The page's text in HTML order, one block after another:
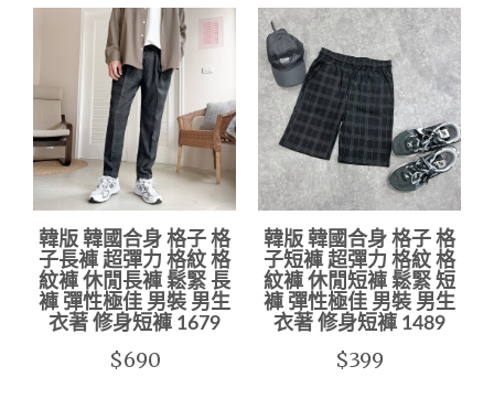
韓版 韓國合身 格子 格
子長褲 超彈力 格紋 格
紋褲 休閒長褲 鬆緊 長
褲 彈性極佳 男裝 男生
衣著 修身短褲 1679
$690
韓版 韓國合身 格子 格
子短褲 超彈力 格紋 格
紋褲 休閒短褲 鬆緊 短
褲 彈性極佳 男裝 男生
衣著 修身短褲 1489
$399